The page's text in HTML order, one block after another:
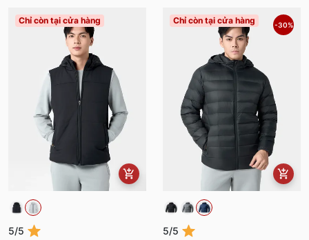
Chỉ còn tại cửa hàng
5/5
Chỉ còn tại cửa hàng -30%
5/5